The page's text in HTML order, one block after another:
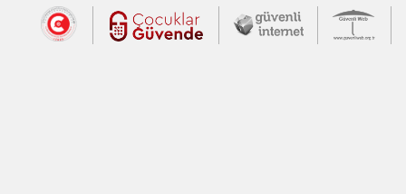
Dış Bağlantılar
Cumhurbaşkanlığı İletişim Merkezi
Çocuklar Güvende (yeni
Güvenli